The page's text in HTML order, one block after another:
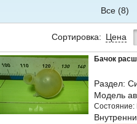
Все (8)
Сортировка: Цена
Бачок
Раздел:
Модель
Состояние: